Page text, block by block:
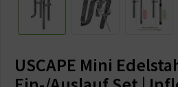
USCAPE Mini